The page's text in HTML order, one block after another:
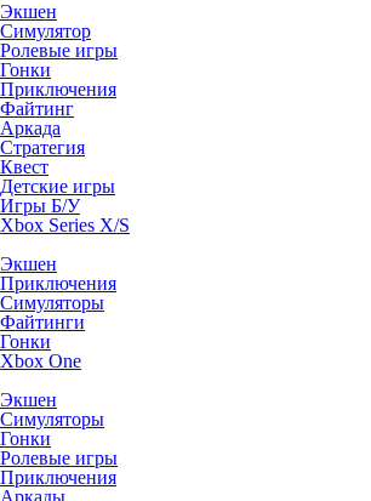
Экшен
Симулятор
Ролевые игры
Гонки
Приключения
Файтинг
Аркада
Стратегия
Квест
Детские игры
Игры Б/У
Xbox Series X/S
Экшен
Приключения
Симуляторы
Файтинги
Гонки
Xbox One
Экшен
Симуляторы
Гонки
Ролевые игры
Приключения
Аркады